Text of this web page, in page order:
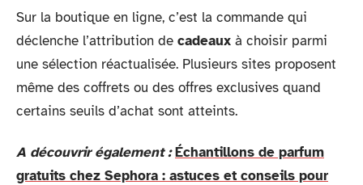
Sur la boutique en ligne, c’est la commande qui
déclenche l’attribution de cadeaux à choisir parmi
une sélection réactualisée. Plusieurs sites proposent
même des coffrets ou des offres exclusives quand
certains seuils d’achat sont atteints.
A découvrir également : Échantillons de parfum
gratuits chez Sephora : astuces et conseils pour